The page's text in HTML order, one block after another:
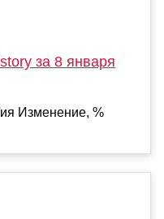
за 8 января
Изменение, %